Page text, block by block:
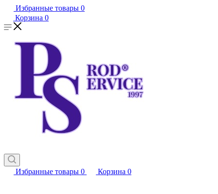
Избранные товары 0
Корзина 0
Избранные товары 0 Корзина 0